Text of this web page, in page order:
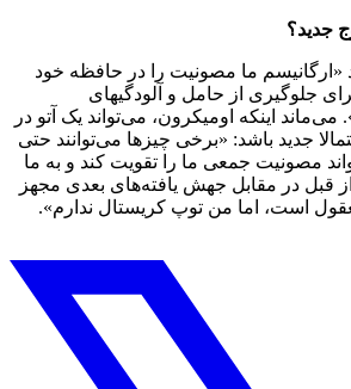
جدید؟
ما مصونیت را در حافظه خود
جلوگیری از حامل و آلودگیهای
اینکه اومیکرون، می‌تواند یک آتو در
جدید باشد: «برخی چیزها می‌توانند حتی
مصونیت جمعی ما را تقویت کند و به ما
قبل در مقابل جهش یافته‌های بعدی مجهز
است، اما من توپ کریستال ندارم».